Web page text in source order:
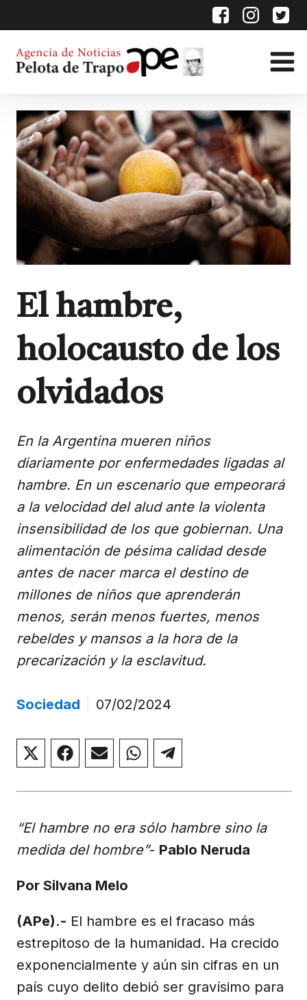
El hambre,
holocausto de los
olvidados
En la Argentina mueren niños
diariamente por enfermedades ligadas al
hambre. En un escenario que empeorará
a la velocidad del alud ante la violenta
insensibilidad de los que gobiernan. Una
alimentación de pésima calidad desde
antes de nacer marca el destino de
millones de niños que aprenderán
menos, serán menos fuertes, menos
rebeldes y mansos a la hora de la
precarización y la esclavitud.
Sociedad 07/02/2024
Compartir
en
(Twitter)
Compartir
en
Compartir
en
Compartir
en
Compartir
en
“El hambre no era sólo hambre sino la
medida del hombre”- Pablo Neruda
Por Silvana Melo
(APe).- El hambre es el fracaso más
estrepitoso de la humanidad. Ha crecido
exponencialmente y aún sin cifras en un
país cuyo delito debió ser gravísimo para